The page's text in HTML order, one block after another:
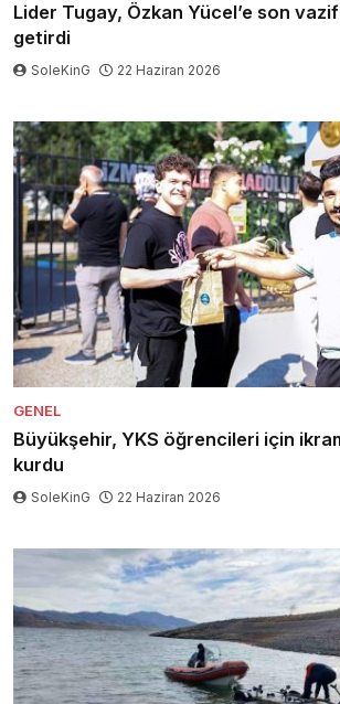
Lider Tugay, Özkan Yücel’e son
getirdi
SoleKinG 22 Haziran 2026
GENEL
Büyükşehir, YKS öğrencileri için
kurdu
SoleKinG 22 Haziran 2026